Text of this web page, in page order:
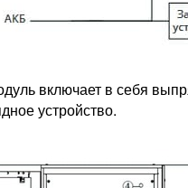
включает в себя
устройство.